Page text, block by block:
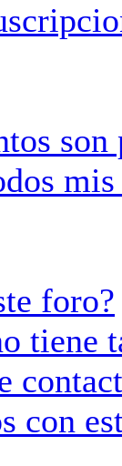
foro?
tiene
con